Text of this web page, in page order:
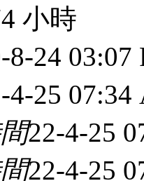
小時
8-24 03:07
4-25 07:34
22-4-25
22-4-25